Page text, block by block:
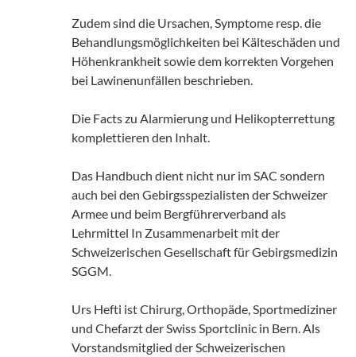
Zudem sind die Ursachen, Symptome resp. die
Behandlungsmöglichkeiten bei Kälteschäden und
Höhenkrankheit sowie dem korrekten Vorgehen
bei Lawinenunfällen beschrieben.
Die Facts zu Alarmierung und Helikopterrettung
komplettieren den Inhalt.
Das Handbuch dient nicht nur im SAC sondern
auch bei den Gebirgsspezialisten der Schweizer
Armee und beim Bergführerverband als
Lehrmittel In Zusammenarbeit mit der
Schweizerischen Gesellschaft für Gebirgsmedizin
SGGM.
Urs Hefti ist Chirurg, Orthopäde, Sportmediziner
und Chefarzt der Swiss Sportclinic in Bern. Als
Vorstandsmitglied der Schweizerischen